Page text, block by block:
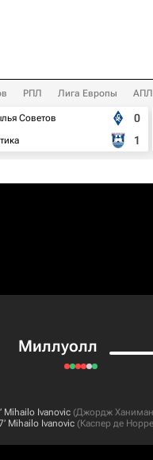
РПЛ Лига Европы АПЛ
Советов
0
1
Миллуолл
Mihailo Ivanovic (Джордж Ханиман
Mihailo Ivanovic (Каспер де Норре